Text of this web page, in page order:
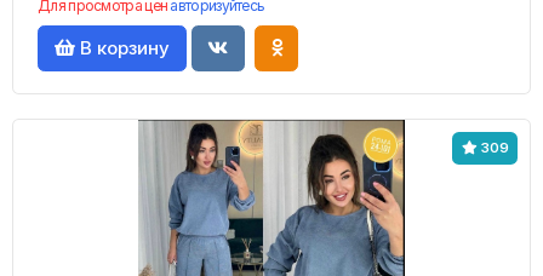
Для просмотра цен авторизуйтесь
В корзину
309